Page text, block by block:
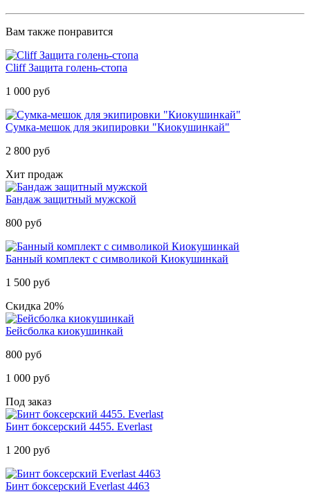
Вам также понравится
Cliff Защита голень-стопа
1 000 руб
Cумка-мешок для экипировки "Киокушинкай"
2 800 руб
Хит продаж
Бандаж защитный мужской
800 руб
Банный комплект с символикой Киокушинкай
1 500 руб
Скидка 20%
Бейсболка киокушинкай
800 руб
1 000 руб
Под заказ
Бинт боксерский 4455. Everlast
1 200 руб
Бинт боксерский Everlast 4463